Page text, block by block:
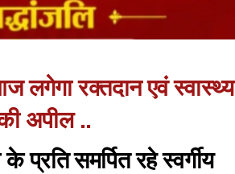
लगेगा रक्तदान एवं स्वास्थ्य
अपील ..
समर्पित रहे स्वर्गीय